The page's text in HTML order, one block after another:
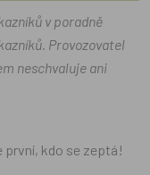
v poradně
Provozovatel
neschvaluje ani
první, kdo se zeptá!